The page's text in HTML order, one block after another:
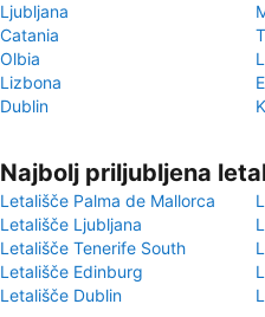
Ljubljana
Catania
Olbia
Lizbona
Dublin
Najbolj priljubljena
Letališče Palma de Mallorca
Letališče Ljubljana
Letališče Tenerife South
Letališče Edinburg
Letališče Dublin